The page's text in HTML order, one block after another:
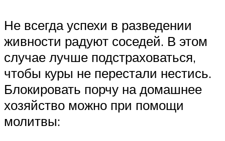
Не всегда успехи в разведении
живности радуют соседей. В этом
случае лучше подстраховаться,
чтобы куры не перестали нестись.
Блокировать порчу на домашнее
хозяйство можно при помощи
молитвы: